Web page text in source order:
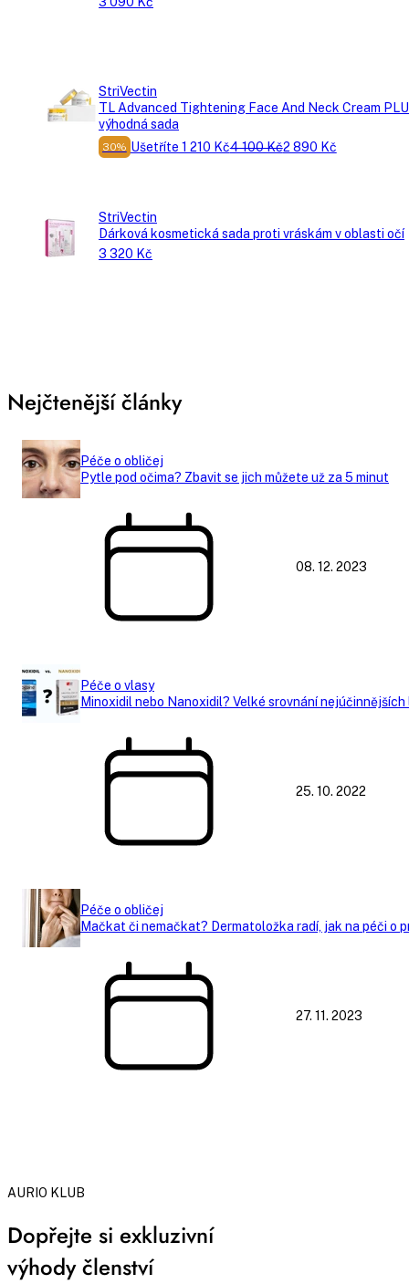
StriVectin
TL Advanced Tightening Face And Neck Cream
výhodná sada
30% Ušetříte 1 210 Kč4 100 Kč2 890 Kč
StriVectin
Dárková kosmetická sada proti vráskám v oblasti očí
3 320 Kč
Nejčtenější články
Péče o obličej
Pytle pod očima? Zbavit se jich můžete už za 5 minut
08. 12. 2023
Péče o vlasy
Minoxidil nebo Nanoxidil? Velké srovnání
25. 10. 2022
Péče o obličej
Mačkat či nemačkat? Dermatoložka radí, jak na péči o
27. 11. 2023
AURIO KLUB
Dopřejte si exkluzivní
výhody členství